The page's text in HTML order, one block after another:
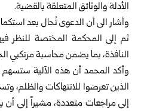
الأدلة والوثائق المتعلقة بالقضية.
وأشار الى أن الدعوى تُحال بعد
ثم إلى المحكمة المختصة للنظر
النافذة، بما يضمن محاسبة مرتكبي
وأكد المحمد أن هذه الآلية
الذين تعرضوا للانتهاكات والظلم،
إلى مراجعات متعددة، مشيراً إلى أن